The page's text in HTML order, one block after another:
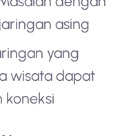
asing
yang
wisata dapat
koneksi